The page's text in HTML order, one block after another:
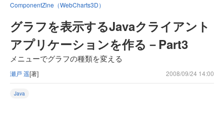
ComponentZine（WebCharts3D）
グラフを表示するJavaクライアント
アプリケーションを作る－Part3
メニューでグラフの種類を変える
瀬戸 遥[著] 2008/09/24 14:00
Java